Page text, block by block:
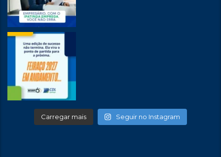
Carregar mais Seguir no Instagram